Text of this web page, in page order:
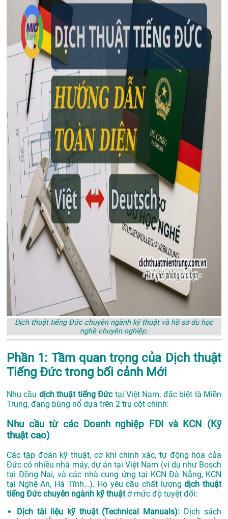
Dịch thuật tiếng Đức chuyên ngành kỹ thuật và hồ sơ du học
nghề chuyên nghiệp.
Phần 1: Tầm quan trọng của Dịch thuật
Tiếng Đức trong bối cảnh Mới
Nhu cầu dịch thuật tiếng Đứctại Việt Nam, đặc biệt là Miền
Trung, đang bùng nổ dựa trên 2 trụ cột chính:
Nhu cầu từ các Doanh nghiệp FDI và KCN (Kỹ
thuật cao)
Các tập đoàn kỹ thuật, cơ khí chính xác, tự động hóa của
Đức có nhiều nhà máy, dự án tại Việt Nam (ví dụ như Bosch
tại Đồng Nai, và các nhà cung ứng tại KCN Đà Nẵng, KCN
tại Nghệ An, Hà Tĩnh…). Họ yêu cầu chất lượngdịch thuật
tiếng Đức chuyên ngành kỹ thuậtở mức độ tuyệt đối:
Dịch tài liệu kỹ thuật (Technical Manuals): Dịch sách